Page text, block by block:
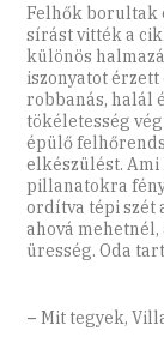
Felhők borultak
sírást vitték a
különös
iszonyatot
robbanás, halál
tökéletesség
épülő
elkészülést.
pillanatokra
ordítva tépi szét
ahová
üresség. Oda
–Mit tegyek,